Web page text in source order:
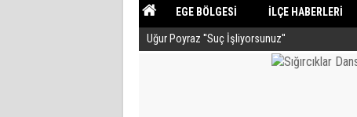
EGE BÖLGESİ İLÇE HABERLERİ
YAZARLAR GÜNDEM
Uğur Poyraz ''Suç İşliyorsunuz''